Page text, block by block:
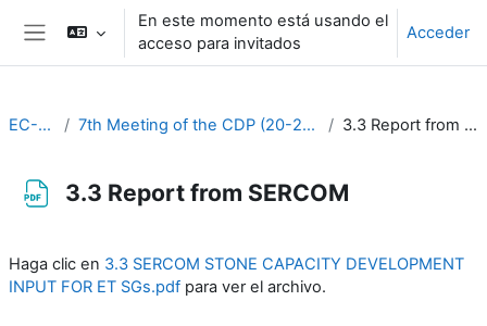
Salta al contenido principal
Panel lateral
En este momento está usando el
acceso para invitados
Acceder
EC-CDP 7th Meeting of the CDP (20-22 March 2023) 3.3 Report from SERCOM
3.3 Report from SERCOM
Haga clic en 3.3 SERCOM STONE CAPACITY DEVELOPMENT
INPUT FOR ET SGs.pdf para ver el archivo.